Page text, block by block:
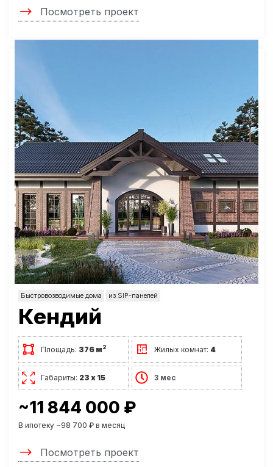
Посмотреть проект
Быстровозводимые дома из SIP-панелей
Кендий
Площадь: 376 м2 Жилых комнат: 4
Габариты: 23 х 15 3 мес
~11 844 000 ₽
В ипотеку ~98 700 ₽ в месяц
Посмотреть проект